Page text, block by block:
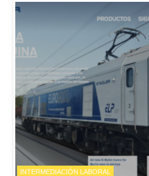
INTERMEDIACIÓN LABORAL